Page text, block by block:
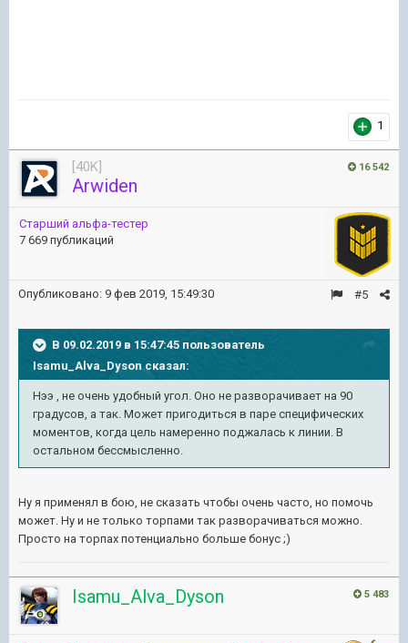
1
16 542
[40K]
Arwiden
Старший альфа-тестер
7 669 публикаций
#5
Опубликовано: 9 фев 2019, 15:49:30
В 09.02.2019 в 15:47:45 пользователь
Isamu_Alva_Dysonсказал:
Нээ , не очень удобный угол. Оно не разворачивает на 90
градусов, а так. Может пригодиться в паре специфических
моментов, когда цель намеренно поджалась к линии. В
остальном бессмысленно.
Ну я применял в бою, не сказать чтобы очень часто, но помочь
может. Ну и не только торпами так разворачиваться можно.
Просто на торпах потенциально больше бонус ;)
5 483
Isamu_Alva_Dyson